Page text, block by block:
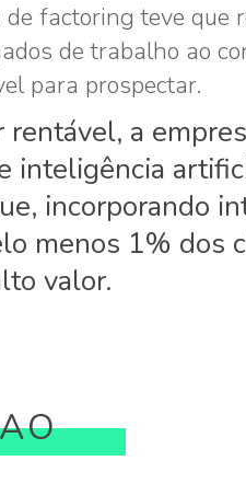
factoring teve que
de trabalho ao
para prospectar.
a
inteligência
incorporando
menos 1% dos
valor.